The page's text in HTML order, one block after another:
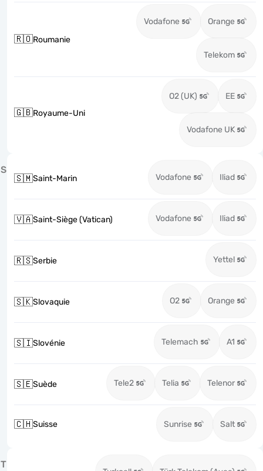
🇷🇴Roumanie
Vodafone Orange
Telekom
🇬🇧Royaume-Uni
O2 (UK) EE
Vodafone UK
S
🇸🇲Saint-Marin Vodafone Iliad
🇻🇦Saint-Siège (Vatican) Vodafone Iliad
🇷🇸Serbie Yettel
🇸🇰Slovaquie O2 Orange
🇸🇮Slovénie Telemach A1
🇸🇪Suède Tele2 Telia Telenor
🇨🇭Suisse Sunrise Salt
T